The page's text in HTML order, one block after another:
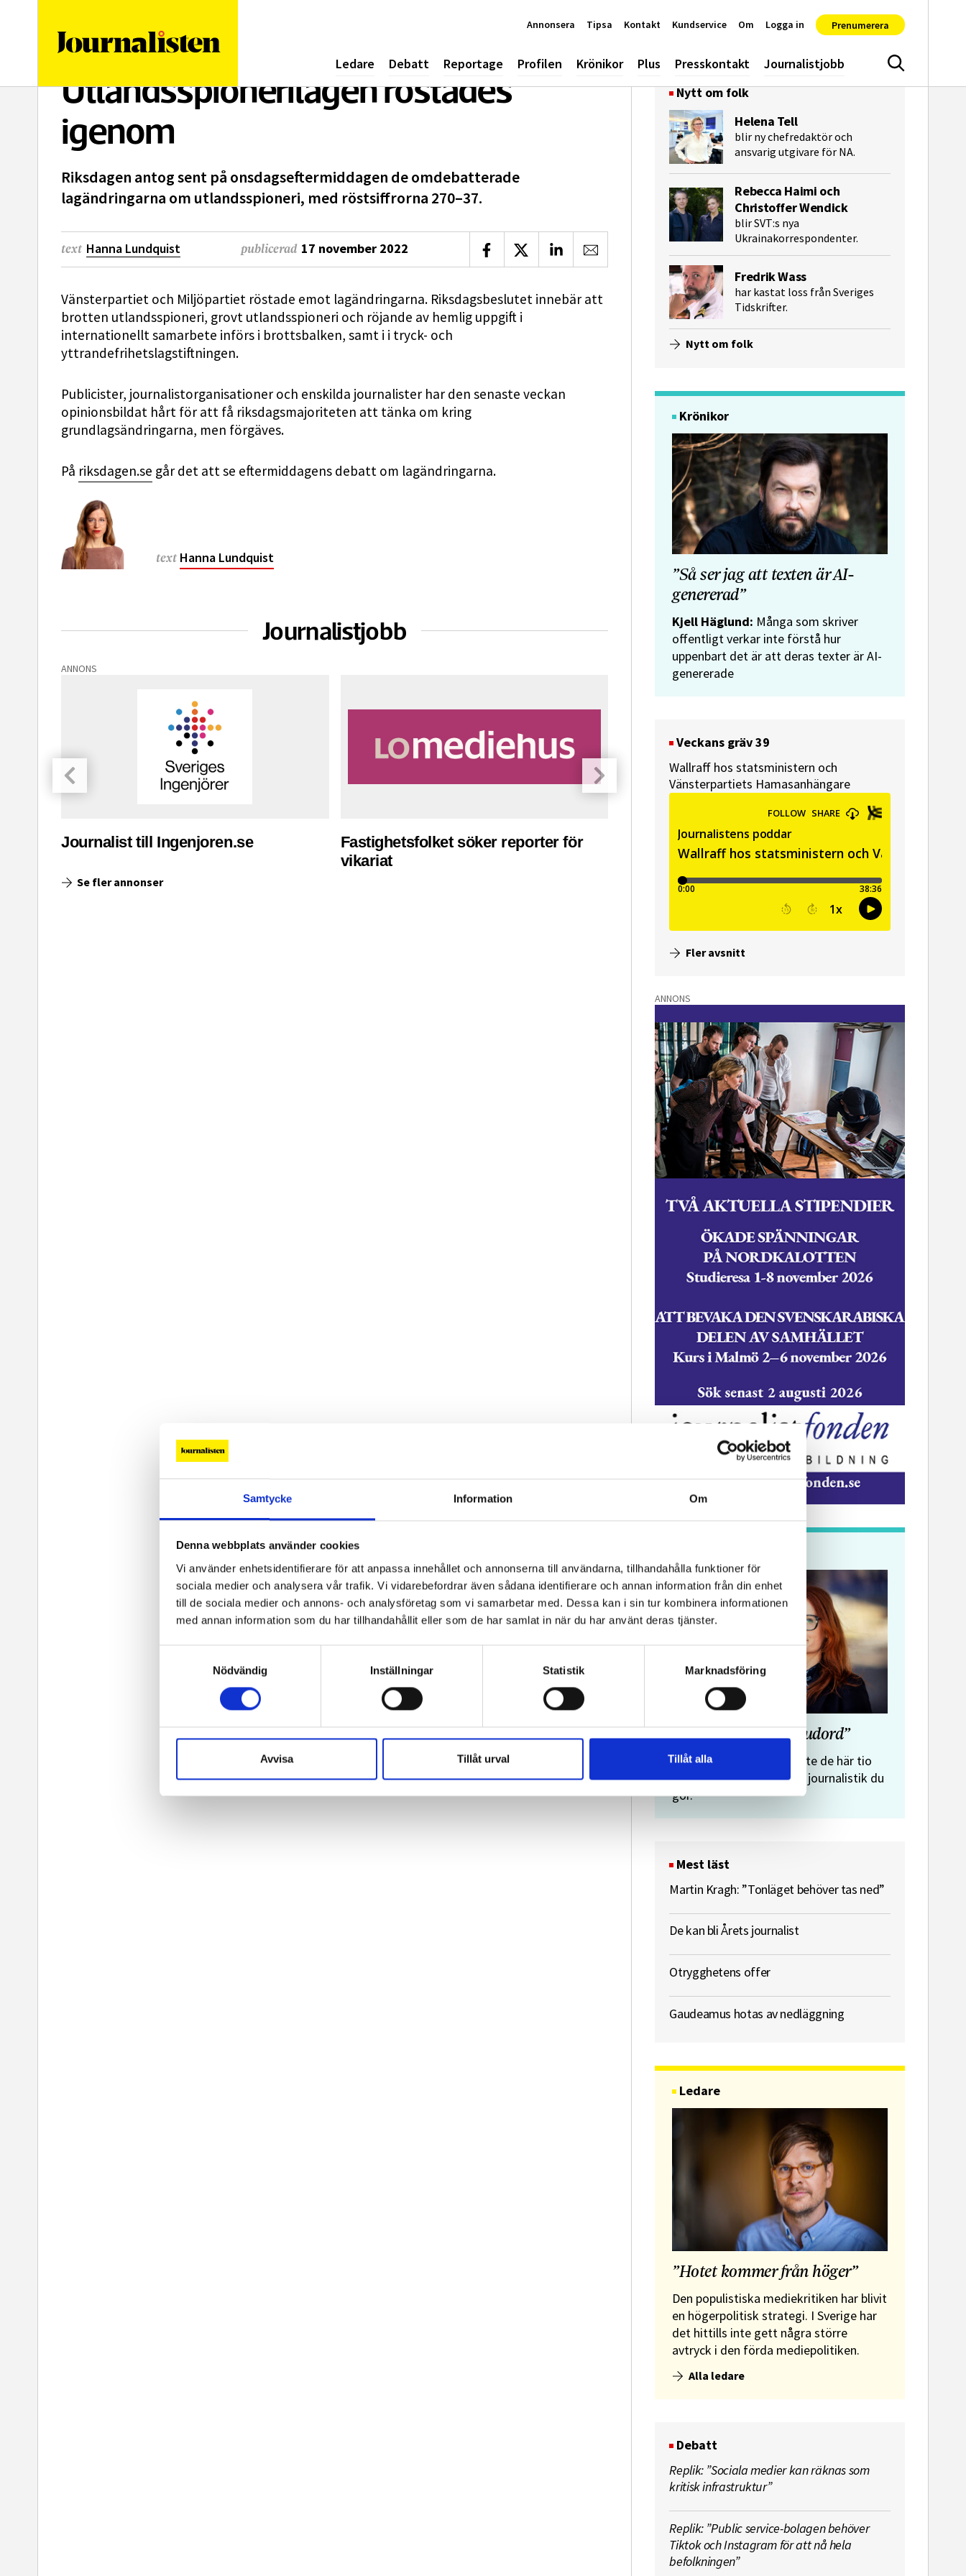
Samtycke Information Om
Denna webbplats använder cookies
Vi använder enhetsidentifierare för att anpassa innehållet och annonserna till användarna, tillhandahålla funktioner för
sociala medier och analysera vår trafik. Vi vidarebefordrar även sådana identifierare och annan information från din enhet
till de sociala medier och annons- och analysföretag som vi samarbetar med. Dessa kan i sin tur kombinera informationen
med annan information som du har tillhandahållit eller som de har samlat in när du har använt deras tjänster.
Nödvändig
Inställningar Statistik Marknadsföring
Avvisa Tillåt urval Tillåt alla
Ledare Debatt Reportage Profilen Krönikor Plus Presskontakt Journalistjobb Sök
Annonsera Tipsa Kontakt Kundservice Om Logga in Prenumerera
Utlandsspionerilagen röstades
igenom
Riksdagen antog sent på onsdagseftermiddagen de omdebatterade
lagändringarna om utlandsspioneri, med röstsiffrorna 270–37.
text Hanna Lundquist publicerad 17 november 2022 Dela på Facebook
Dela på XDela på LinkedIn
Dela via e-post
Vänsterpartiet och Miljöpartiet röstade emot lagändringarna. Riksdagsbeslutet innebär att
brotten utlandsspioneri, grovt utlandsspioneri och röjande av hemlig uppgift i
internationellt samarbete införs i brottsbalken, samt i i tryck- och
yttrandefrihetslagstiftningen.
Publicister, journalistorganisationer och enskilda journalister har den senaste veckan
opinionsbildat hårt för att få riksdagsmajoriteten att tänka om kring
grundlagsändringarna, men förgäves.
På riksdagen.se går det att se eftermiddagens debatt om lagändringarna.
text Hanna Lundquist
Journalistjobb
ANNONS
Journalist till Ingenjoren.se
Fastighetsfolket söker reporter för
vikariat
Pressekreterare till Sidas
kommunikationsenhet
Se fler annonser
Nytt om folk
Helena Tell
blir ny chefredaktör och
ansvarig utgivare för NA.
Rebecca Haimi och
Christoffer Wendick
blir SVT:s nya
Ukrainakorrespondenter.
Fredrik Wass
har kastat loss från Sveriges
Tidskrifter.
Nytt om folk
Krönikor
”Så ser jag att texten är AI-
genererad”
Kjell Häglund: Många som skriver
offentligt verkar inte förstå hur
uppenbart det är att deras texter är AI-
genererade
Veckans gräv 39
Wallraff hos statsministern och
Vänsterpartiets Hamasanhängare
Fler avsnitt
ANNONS
”Journalistens tio budord”
Malin Crona:
Följer du inte de här tio
budorden? Då är det inte journalistik du
gör.
Mest läst
Martin Kragh: ”Tonläget behöver tas ned”
De kan bli Årets journalist
Otrygghetens offer
Gaudeamus hotas av nedläggning
Ledare
”Hotet kommer från höger”
Den populistiska mediekritiken har blivit
en högerpolitisk strategi. I Sverige har
det hittills inte gett några större
avtryck i den förda mediepolitiken.
Alla ledare
Debatt
Replik: ”Sociala medier kan räknas som
kritisk infrastruktur”
Replik: ”Public service-bolagen behöver
Tiktok och Instagram för att nå hela
befolkningen”